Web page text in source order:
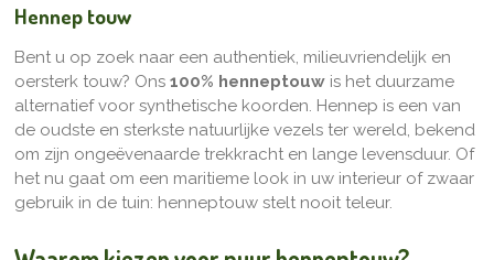
Hennep touw
Bent u op zoek naar een authentiek, milieuvriendelijk en
oersterk touw? Ons 100% henneptouwis het duurzame
alternatief voor synthetische koorden. Hennep is een van
de oudste en sterkste natuurlijke vezels ter wereld, bekend
om zijn ongeëvenaarde trekkracht en lange levensduur. Of
het nu gaat om een maritieme look in uw interieur of zwaar
gebruik in de tuin: henneptouw stelt nooit teleur.